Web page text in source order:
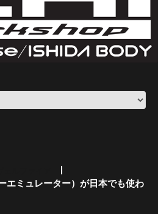
エミュレーター）が日本でも使わ